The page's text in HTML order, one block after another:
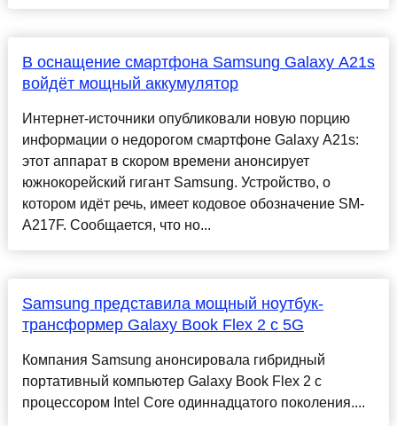
В оснащение смартфона Samsung Galaxy A21s
войдёт мощный аккумулятор
Интернет-источники опубликовали новую порцию
информации о недорогом смартфоне Galaxy A21s:
этот аппарат в скором времени анонсирует
южнокорейский гигант Samsung. Устройство, о
котором идёт речь, имеет кодовое обозначение SM-
A217F. Сообщается, что но...
Samsung представила мощный ноутбук-
трансформер Galaxy Book Flex 2 с 5G
Компания Samsung анонсировала гибридный
портативный компьютер Galaxy Book Flex 2 с
процессором Intel Core одиннадцатого поколения....